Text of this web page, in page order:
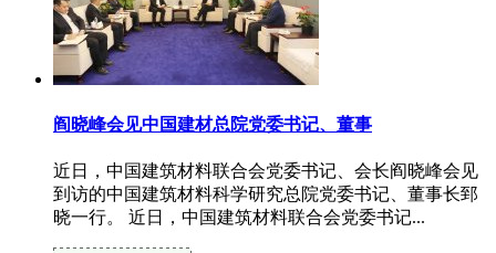
阎晓峰会见中国建材总院党委书记、董事
近日，中国建筑材料联合会党委书记、会长阎晓峰会见
到访的中国建筑材料科学研究总院党委书记、董事长郅
晓一行。 近日，中国建筑材料联合会党委书记...